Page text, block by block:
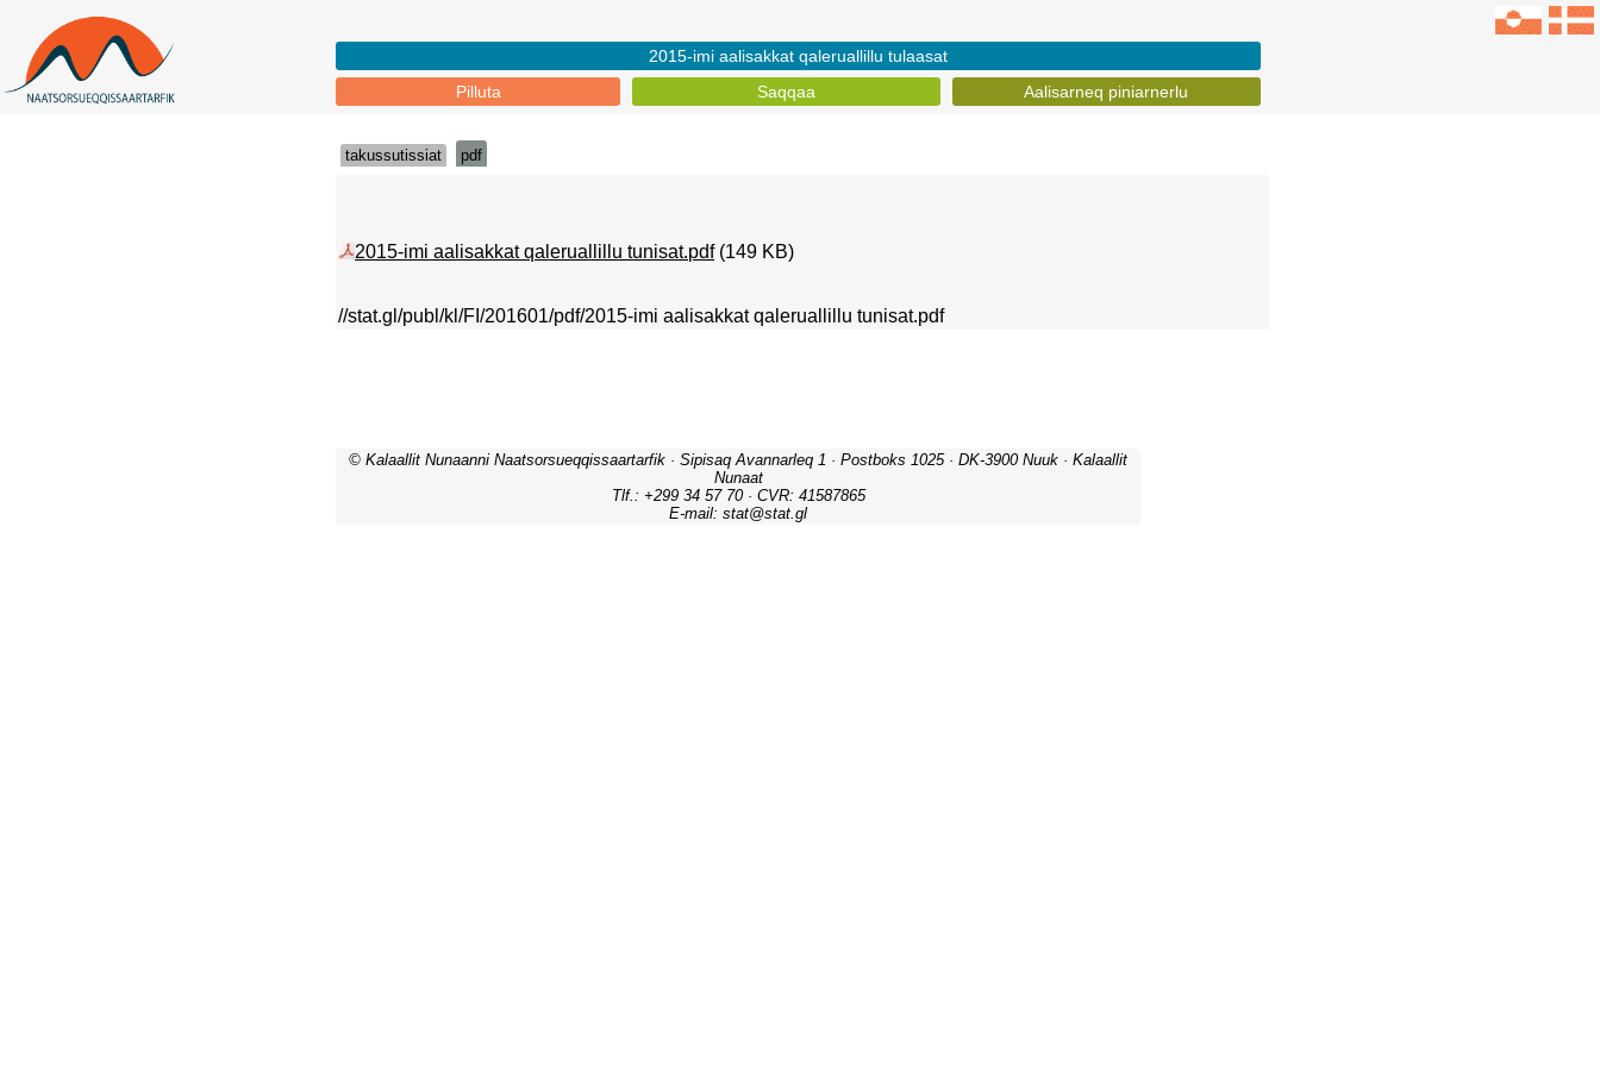
Pilluta Saqqaa Aalisarneq piniarnerlu
2015-imi aalisakkat qaleruallillu tulaasat
takussutissiat pdf
2015-imi aalisakkat qaleruallillu tunisat.pdf(149 KB)
//stat.gl/publ/kl/FI/201601/pdf/2015-imi aalisakkat qaleruallillu tunisat.pdf
© Kalaallit Nunaanni Naatsorsueqqissaartarfik · Sipisaq Avannarleq 1 · Postboks 1025 · DK-3900 Nuuk · Kalaallit
Nunaat
Tlf.: +299 34 57 70 · CVR: 41587865
E-mail: stat@stat.gl